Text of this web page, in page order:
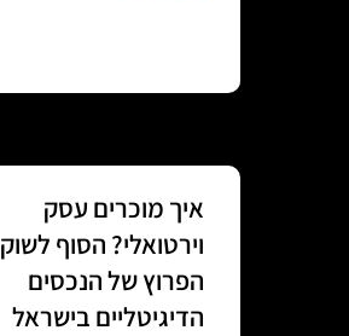
איך מוכרים עסק
וירטואלי? הסוף לשוק
הפרוץ של הנכסים
הדיגיטליים בישראל